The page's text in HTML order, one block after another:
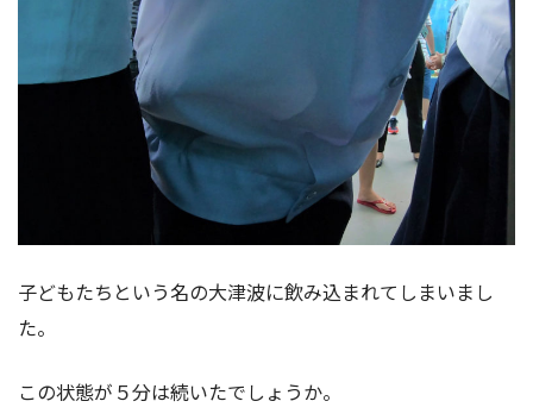
子どもたちという名の大津波に飲み込まれてしまいまし
た。
この状態が５分は続いたでしょうか。